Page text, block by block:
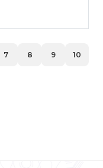
7 8 9 10